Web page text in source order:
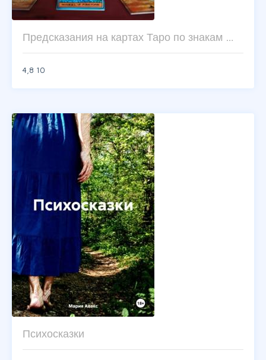
Предсказания на картах Таро по знакам …
4,8 10
Психосказки